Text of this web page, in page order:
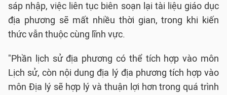
sáp nhập, việc liên tục biên soạn lại tài liệu giáo dục
địa phương sẽ mất nhiều thời gian, trong khi kiến
thức vẫn thuộc cùng lĩnh vực.
"Phần lịch sử địa phương có thể tích hợp vào môn
Lịch sử, còn nội dung địa lý địa phương tích hợp vào
môn Địa lý sẽ hợp lý và thuận lợi hơn trong quá trình